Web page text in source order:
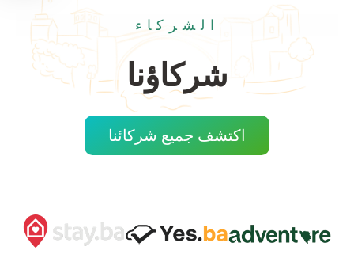
الشركاء
شركاؤنا
اكتشف جميع شركائنا